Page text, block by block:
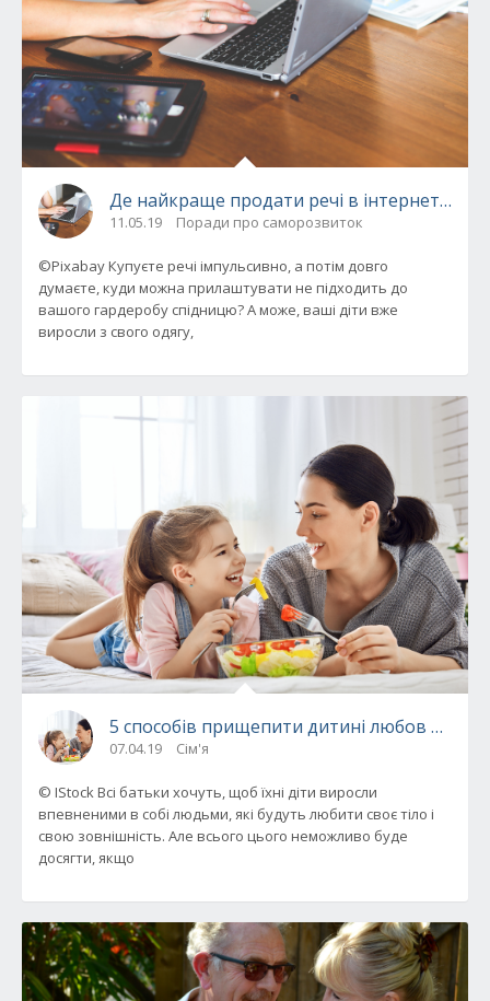
Де найкраще продати речі в інтернеті:
11.05.19 Поради про саморозвиток
©Pixabay Купуєте речі імпульсивно, а потім довго
думаєте, куди можна прилаштувати не підходить до
вашого гардеробу спідницю? А може, ваші діти вже
виросли з свого одягу,
5 способів прищепити дитині любов до
07.04.19 Сім'я
© IStock Всі батьки хочуть, щоб їхні діти виросли
впевненими в собі людьми, які будуть любити своє тіло і
свою зовнішність. Але всього цього неможливо буде
досягти, якщо